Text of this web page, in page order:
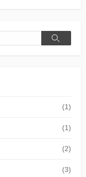
検
(1)
(1)
(2)
(3)